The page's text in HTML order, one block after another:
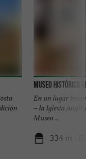
Museo Histórico
En un lugar
– la Iglesia
Museo ...
334 m -